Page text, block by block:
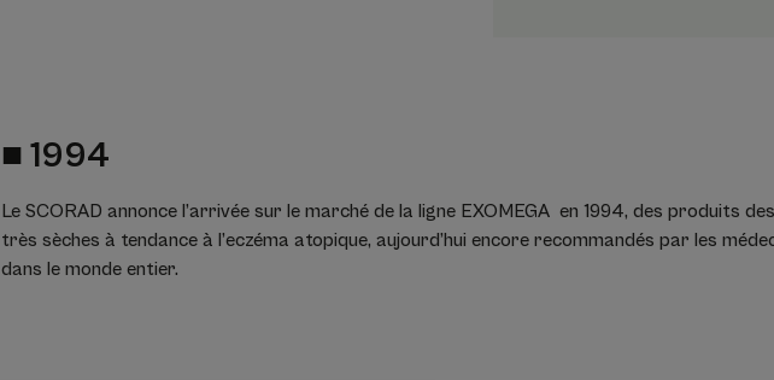
■ 1994
Le SCORAD annonce l’arrivée sur le marché de la ligne EXOMEGA en 1994, des produits
très sèches à tendance à l’eczéma atopique, aujourd’hui encore recommandés par les
dans le monde entier.